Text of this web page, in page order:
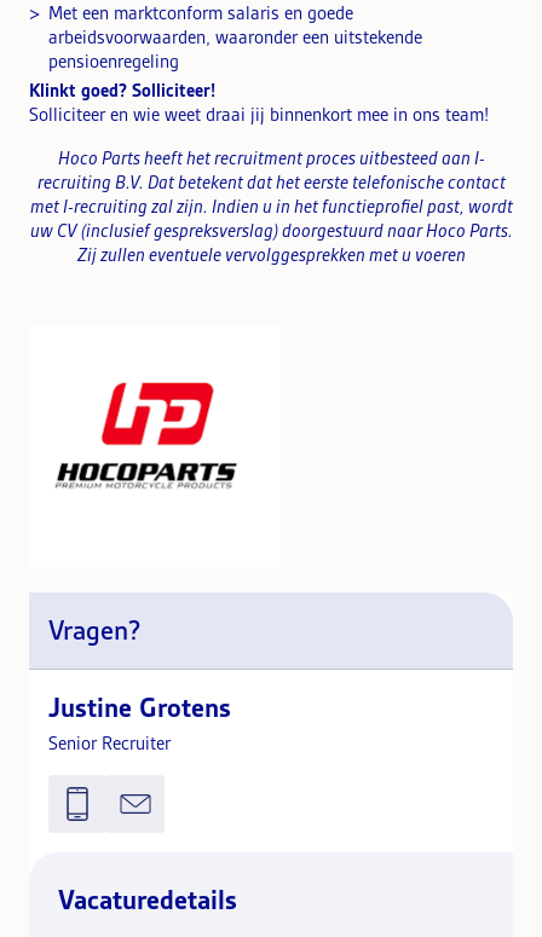
Met een marktconform salaris en goede
arbeidsvoorwaarden, waaronder een uitstekende
pensioenregeling
Klinkt goed? Solliciteer!
Solliciteer en wie weet draai jij binnenkort mee in ons team!
Hoco Parts heeft het recruitment proces uitbesteed aan I-
recruiting B.V. Dat betekent dat het eerste telefonische contact
met I-recruiting zal zijn. Indien u in het functieprofiel past, wordt
uw CV (inclusief gespreksverslag) doorgestuurd naar Hoco Parts.
Zij zullen eventuele vervolggesprekken met u voeren
Vragen?
Justine Grotens
Senior Recruiter
Vacaturedetails